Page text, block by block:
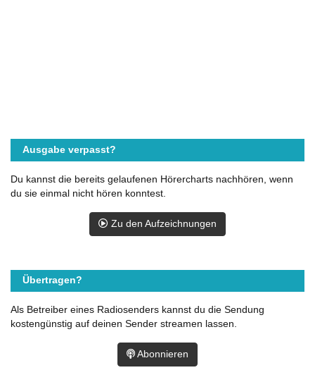
Ausgabe verpasst?
Du kannst die bereits gelaufenen Hörercharts nachhören, wenn
du sie einmal nicht hören konntest.
Zu den Aufzeichnungen
Übertragen?
Als Betreiber eines Radiosenders kannst du die Sendung
kostengünstig auf deinen Sender streamen lassen.
Abonnieren